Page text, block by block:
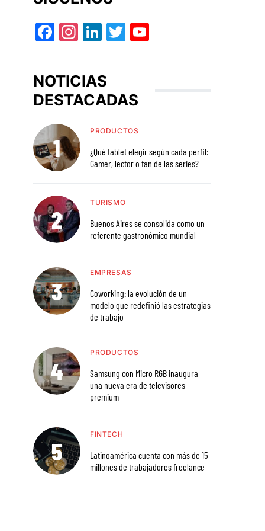
Facebook
Instagram
LinkedIn
Twitter
NOTICIAS
DESTACADAS
PRODUCTOS
¿Qué tablet elegir según cada perfil:
Gamer, lector o fan de las series?
TURISMO
Buenos Aires se consolida como un
referente gastronómico mundial
EMPRESAS
Coworking: la evolución de un
modelo que redefinió las estrategias
de trabajo
PRODUCTOS
Samsung con Micro RGB inaugura
una nueva era de televisores
premium
FINTECH
Latinoamérica cuenta con más de 15
millones de trabajadores freelance